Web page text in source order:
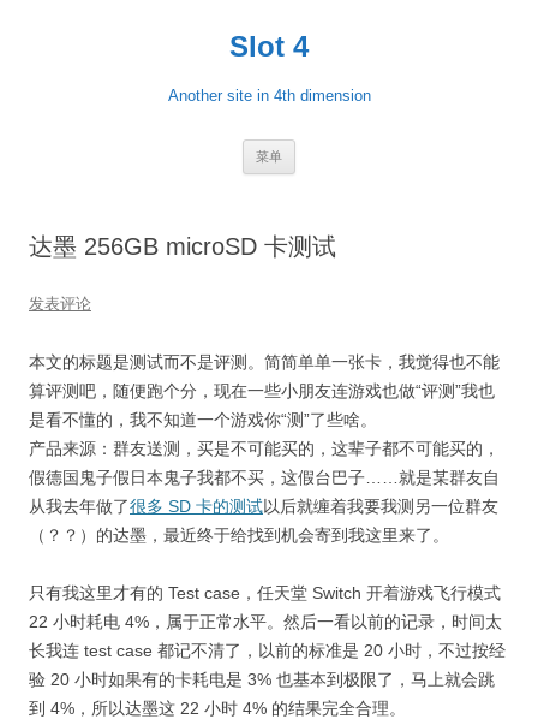
Slot 4
Another site in 4th dimension
菜单
达墨 256GB microSD 卡测试
发表评论
本文的标题是测试而不是评测。简简单单一张卡，我觉得也不能
算评测吧，随便跑个分，现在一些小朋友连游戏也做“评测”我也
是看不懂的，我不知道一个游戏你“测”了些啥。
产品来源：群友送测，买是不可能买的，这辈子都不可能买的，
假德国鬼子假日本鬼子我都不买，这假台巴子……就是某群友自
从我去年做了很多 SD 卡的测试以后就缠着我要我测另一位群友
（？？）的达墨，最近终于给找到机会寄到我这里来了。
只有我这里才有的 Test case，任天堂 Switch 开着游戏飞行模式
22 小时耗电 4%，属于正常水平。然后一看以前的记录，时间太
长我连 test case 都记不清了，以前的标准是 20 小时，不过按经
验 20 小时如果有的卡耗电是 3% 也基本到极限了，马上就会跳
到 4%，所以达墨这 22 小时 4% 的结果完全合理。